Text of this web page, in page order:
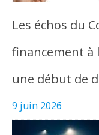
Les échos du
financement à
une début de
9 juin 2026